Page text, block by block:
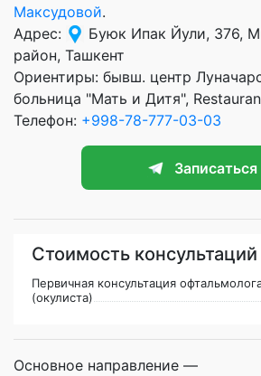
Максудовой.
Адрес:
Буюк Ипак Йули, 376,
район, Ташкент
Ориентиры: бывш. центр
больница "Мать и Дитя",
Телефон: +998-78-777-03-03
Записаться
Стоимость консультаций
Первичная консультация
(окулиста)
Основное направление —